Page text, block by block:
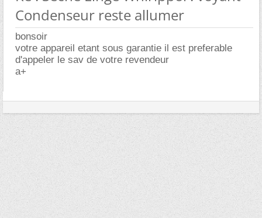
Condenseur reste allumer
bonsoir
votre appareil etant sous garantie il est preferable
d'appeler le sav de votre revendeur
a+